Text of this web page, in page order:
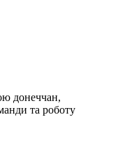
донеччан,
та роботу